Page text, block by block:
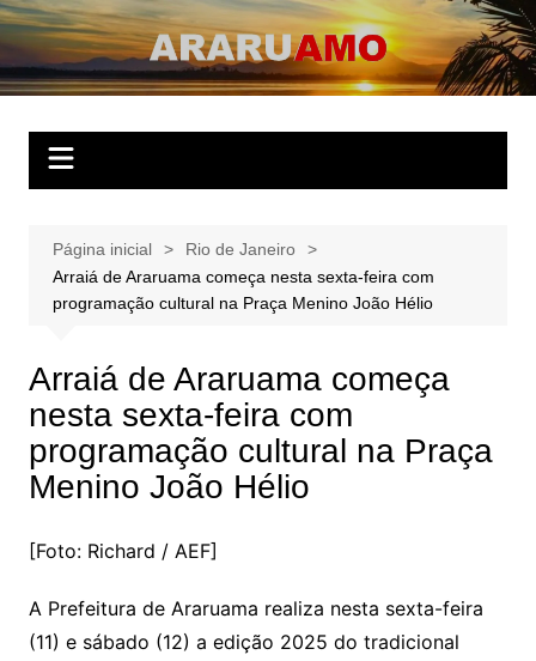
Ir
para
o
ARARUAMO
O website apaixonado por Araruama!
Página inicial
Rio de Janeiro
Arraiá de Araruama começa nesta sexta-feira com
programação cultural na Praça Menino João Hélio
Arraiá de Araruama começa
nesta sexta-feira com
programação cultural na Praça
Menino João Hélio
[Foto: Richard / AEF]
A Prefeitura de Araruama realiza nesta sexta-feira
(11) e sábado (12) a edição 2025 do tradicional